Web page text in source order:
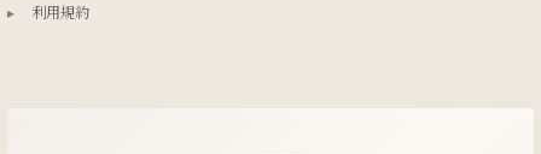
▸
利用規約